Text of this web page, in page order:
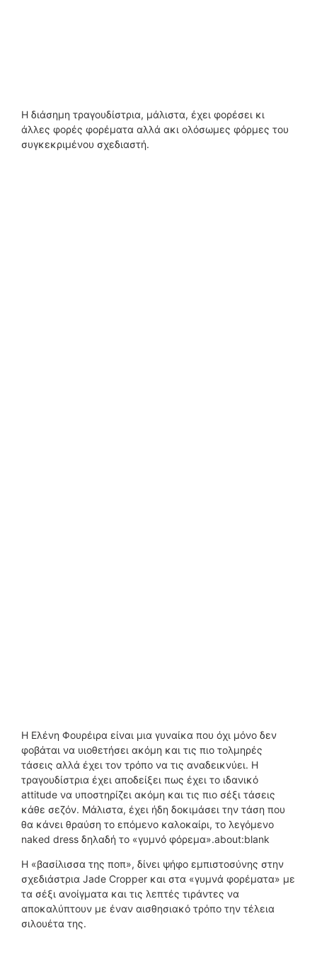
Η διάσημη τραγουδίστρια, μάλιστα, έχει φορέσει κι
άλλες φορές φορέματα αλλά ακι ολόσωμες φόρμες του
συγκεκριμένου σχεδιαστή.
Η Ελένη Φουρέιρα είναι μια γυναίκα που όχι μόνο δεν
φοβάται να υιοθετήσει ακόμη και τις πιο τολμηρές
τάσεις αλλά έχει τον τρόπο να τις αναδεικνύει. Η
τραγουδίστρια έχει αποδείξει πως έχει το ιδανικό
attitude να υποστηρίζει ακόμη και τις πιο σέξι τάσεις
κάθε σεζόν. Μάλιστα, έχει ήδη δοκιμάσει την τάση που
θα κάνει θραύση το επόμενο καλοκαίρι, το λεγόμενο
naked dress δηλαδή το «γυμνό φόρεμα».about:blank
Η «βασίλισσα της ποπ», δίνει ψήφο εμπιστοσύνης στην
σχεδιάστρια Jade Cropper και στα «γυμνά φορέματα» με
τα σέξι ανοίγματα και τις λεπτές τιράντες να
αποκαλύπτουν με έναν αισθησιακό τρόπο την τέλεια
σιλουέτα της.